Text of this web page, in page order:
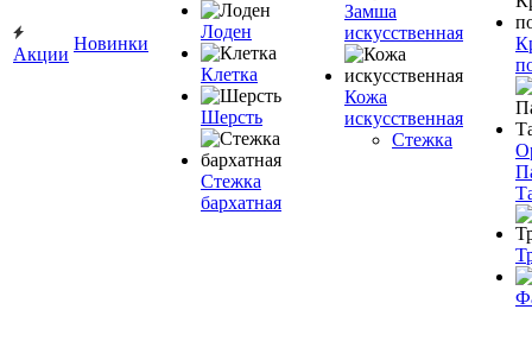
Акции
Новинки
Лоден
Клетка
Шерсть
Стежка
бархатная
Замша
искусственная
Кожа
искусственная
Стежка